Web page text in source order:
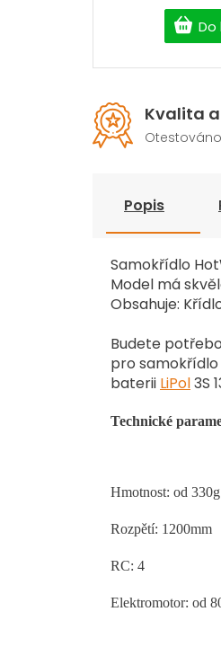
Do
Kvalita
Popis
Samokřídlo
Model má
Obsahuje:
Budete
pro
baterii LiPol3S
Technické
Hmotnost: od 330g
Rozpětí: 1200mm
RC: 4
Elektromotor: od